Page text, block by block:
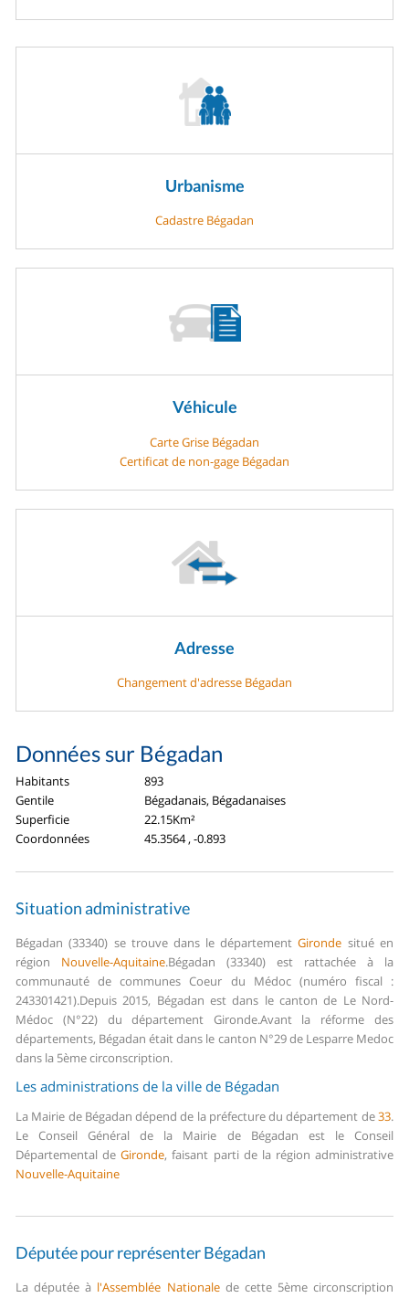
Urbanisme
Cadastre Bégadan
Véhicule
Carte Grise Bégadan
Certificat de non-gage Bégadan
Adresse
Changement d'adresse Bégadan
Données sur Bégadan
Habitants
893
Gentile
Bégadanais, Bégadanaises
Superficie
22.15Km²
Coordonnées
45.3564 , -0.893
Situation administrative
Bégadan (33340) se trouve dans le départementGironde situé en
région Nouvelle-Aquitaine.Bégadan (33340) est rattachée à la
communauté de communes Coeur du Médoc (numéro fiscal :
243301421).Depuis 2015, Bégadan est dans le canton de Le Nord-
Médoc (N°22) du département Gironde.Avant la réforme des
départements, Bégadan était dans le canton N°29 de Lesparre Medoc
dans la 5ème circonscription.
Les administrations de la ville de Bégadan
La Mairie de Bégadan dépend de la préfecture du département de33.
Le Conseil Général de la Mairie de Bégadan est le Conseil
Départemental deGironde, faisant parti de la région administrative
Nouvelle-Aquitaine
Députée pour représenter Bégadan
La députée à l'Assemblée Nationalede cette 5ème circonscription